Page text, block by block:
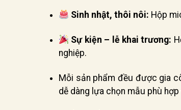
Sinh nhật, thôi nôi: Hộp
Sự kiện – lễ khai trương:
nghiệp.
Mỗi sản phẩm đều được gia
dễ dàng lựa chọn mẫu phù